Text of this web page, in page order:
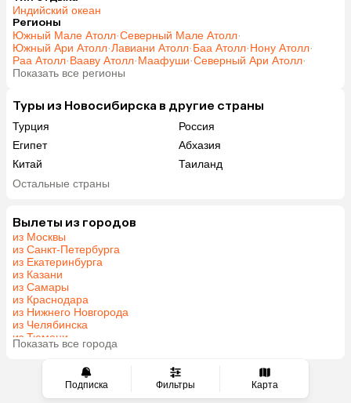
Подписка Фильтры Карта
Индийский океан
Регионы
Южный Мале Атолл·Северный Мале Атолл·
Южный Ари Атолл·Лавиани Атолл·Баа Атолл·Нону Атолл·
Раа Атолл·Вааву Атолл·Маафуши·Северный Ари Атолл·
Показать все регионы
Туры из Новосибирска в другие страны
Турция
Россия
Египет
Абхазия
Китай
Таиланд
Вьетнам
Беларусь
Шри-Ланка
Азербайджан
Сербия
Киргизия
Саудовская Аравия
Венгрия
Остальные страны
Вылеты из городов
из Москвы
из Санкт-Петербурга
из Екатеринбурга
из Казани
из Самары
из Краснодара
из Нижнего Новгорода
из Челябинска
из Тюмени
из Минеральных Вод
Показать все города